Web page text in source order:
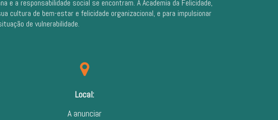
e a responsabilidade social se encontram. A Academia da Felicidade,
cultura de bem-estar e felicidade organizacional, e para impulsionar
de vulnerabilidade.
Local:
A anunciar